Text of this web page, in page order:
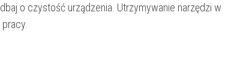
o czystość urządzenia. Utrzymywanie narzędzi w